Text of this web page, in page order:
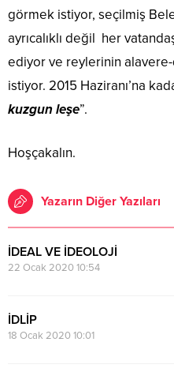
görmek istiyor, seçilmiş
ayrıcalıklı değil her
ediyor ve reylerinin alavere-
istiyor. 2015 Haziranı’na
kuzgun leşe”.
Hoşçakalın.
Yazarın Diğer Yazıları
İDEAL VE İDEOLOJİ
22 Ocak 2020 10:54
İDLİP
18 Ocak 2020 10:01